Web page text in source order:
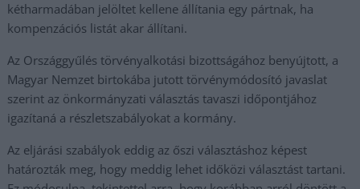
kétharmadában jelöltet kellene állítania egy pártnak, ha
kompenzációs listát akar állítani.
Az Országgyűlés törvényalkotási bizottságához benyújtott, a
Magyar Nemzet birtokába jutott törvénymódosító javaslat
szerint az önkormányzati választás tavaszi időpontjához
igazítaná a részletszabályokat a kormány.
Az eljárási szabályok eddig az őszi választáshoz képest
határozták meg, hogy meddig lehet időközi választást tartani.